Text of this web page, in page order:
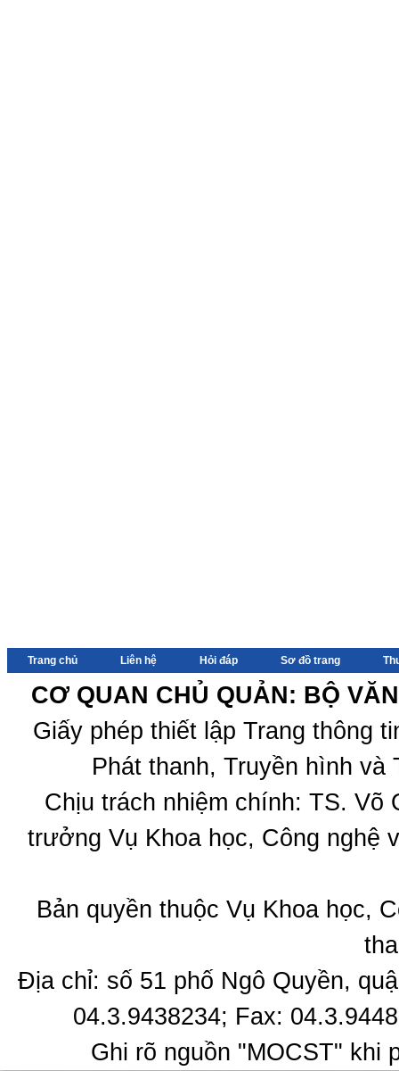
Trang chủ Liên hệ Hỏi đáp Sơ đồ trang
CƠ QUAN CHỦ QUẢN: BỘ
Giấy phép thiết lập Trang thông
Phát thanh, Truyền hình
Chịu trách nhiệm chính: TS.
trưởng Vụ Khoa học, Công nghệ
Bản quyền thuộc Vụ Khoa học,
Địa chỉ: số 51 phố Ngô Quyền,
04.3.9438234; Fax:
Ghi rõ nguồn "MOCST" khi